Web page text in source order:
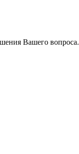
Вашего вопроса.